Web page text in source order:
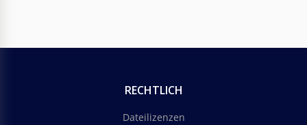
RECHTLICH
Dateilizenzen